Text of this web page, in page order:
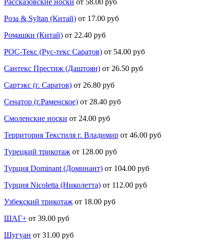
Роза & Syltan (Китай) от 17.00 руб
Ромашки (Китай) от 22.40 руб
РОС-Текс (Рус-текс Саратов) от 54.00 руб
Сантекс Престиж (Даштоян) от 26.50 руб
Сартэкс (г. Саратов) от 26.80 руб
Сенатор (г.Раменское) от 28.40 руб
Смоленские носки от 24.00 руб
Территория Текстиля г. Владимир от 46.00 руб
Турецкий трикотаж от 128.00 руб
Турция Dominant (Доминант) от 104.00 руб
Турция Nicoletta (Николетта) от 112.00 руб
Узбекский трикотаж от 18.00 руб
ШАГ+ от 39.00 руб
Шугуан от 31.00 руб